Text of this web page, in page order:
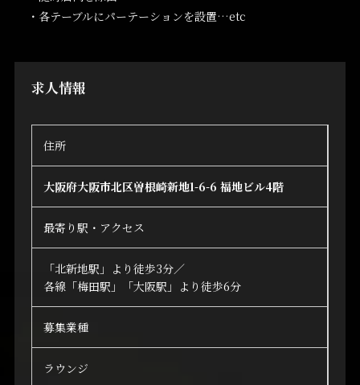
・各テーブルにパーテーションを設置…etc
求人情報
住所
大阪府大阪市北区曽根崎新地1-6-6 福地ビル4階
最寄り駅・アクセス
「北新地駅」より徒歩3分／
各線「梅田駅」「大阪駅」より徒歩6分
募集業種
ラウンジ